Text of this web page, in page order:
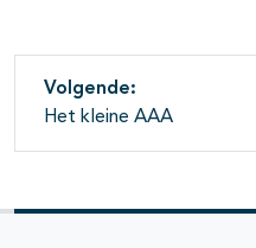
Volgende:
Het kleine AAA